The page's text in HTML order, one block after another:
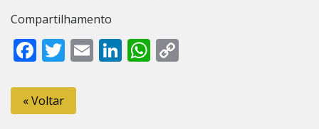
Compartilhamento
Facebook
Twitter
EmailLinkedIn
WhatsApp
« Voltar